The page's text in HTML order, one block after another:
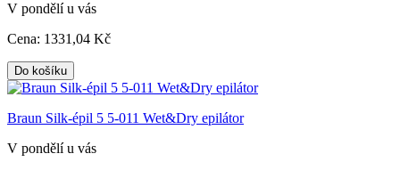
V pondělí u vás
Cena: 1331 ,04 Kč
Do košíku
Braun Silk-épil 5 5-011 Wet&Dry epilátor
V pondělí u vás